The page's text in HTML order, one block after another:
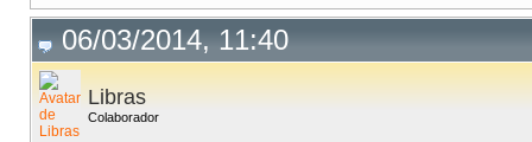
06/03/2014, 11:40
Libras
Colaborador